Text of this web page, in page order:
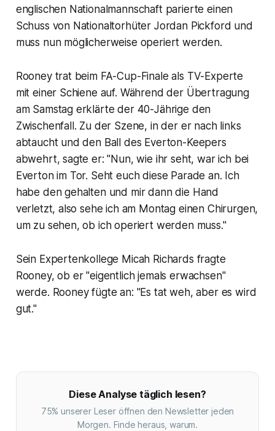
englischen Nationalmannschaft parierte einen
Schuss von Nationaltorhüter Jordan Pickford und
muss nun möglicherweise operiert werden.
Rooney trat beim FA-Cup-Finale als TV-Experte
mit einer Schiene auf. Während der Übertragung
am Samstag erklärte der 40-Jährige den
Zwischenfall. Zu der Szene, in der er nach links
abtaucht und den Ball des Everton-Keepers
abwehrt, sagte er: "Nun, wie ihr seht, war ich bei
Everton im Tor. Seht euch diese Parade an. Ich
habe den gehalten und mir dann die Hand
verletzt, also sehe ich am Montag einen Chirurgen,
um zu sehen, ob ich operiert werden muss."
Sein Expertenkollege Micah Richards fragte
Rooney, ob er "eigentlich jemals erwachsen"
werde. Rooney fügte an: "Es tat weh, aber es wird
gut."
Diese Analyse täglich lesen?
75% unserer Leser öffnen den Newsletter jeden
Morgen. Finde heraus, warum.